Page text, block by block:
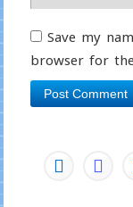
Save my
browser for